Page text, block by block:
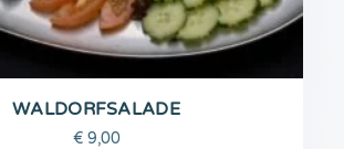
WALDORFSALADE
€ 9,00